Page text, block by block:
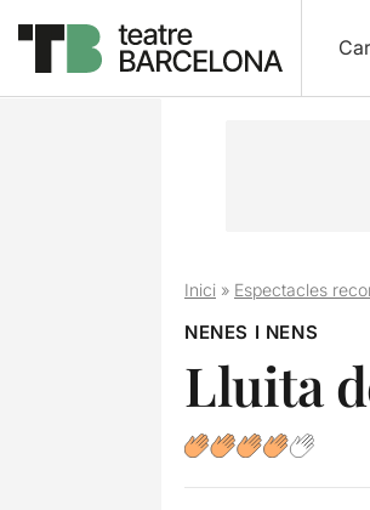
Inici» Espectacles
NENES I NENS
Lluita